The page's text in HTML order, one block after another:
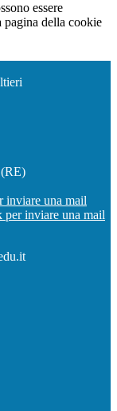
essere
pagina della cookie
inviare una mail
per inviare una mail